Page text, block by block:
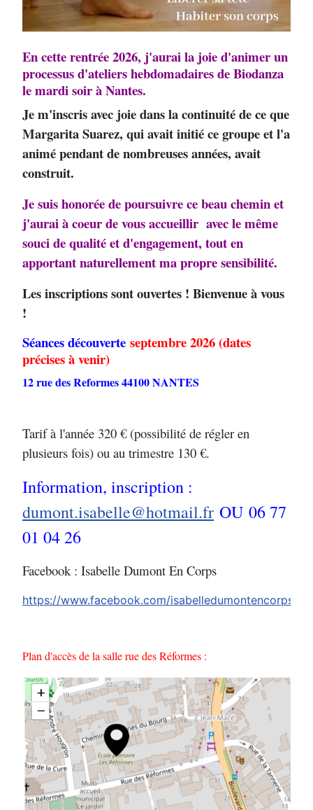
En cette rentrée 2026, j'aurai la joie d'animer un
processus d'ateliers hebdomadaires de Biodanza
le mardi soir à Nantes.
Je m'inscris avec joie dans la continuité de ce que
Margarita Suarez, qui avait initié ce groupe et l'a
animé pendant de nombreuses années, avait
construit.
Je suis honorée de poursuivre ce beau chemin et
j'aurai à coeur de vous accueillir avec le même
souci de qualité et d'engagement, tout en
apportant naturellement ma propre sensibilité.
Les inscriptions sont ouvertes ! Bienvenue à vous
!
Séances découverte septembre 2026 (dates
précises à venir)
12 rue des Reformes 44100 NANTES
Tarif à l'année 320 € (possibilité de régler en
plusieurs fois) ou au trimestre 130 €.
Information, inscription :
dumont.isabelle@hotmail.fr OU 06 77
01 04 26
Facebook : Isabelle Dumont En Corps
https://www.facebook.com/isabelledumontencorps/
Plan d'accès de la salle rue des Réformes :